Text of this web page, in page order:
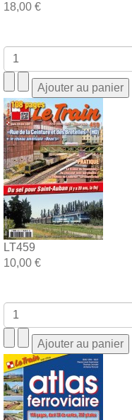
18,00 €
LT459
10,00 €